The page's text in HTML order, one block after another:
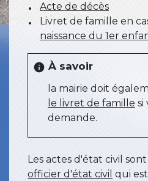
Acte de décès
Livret de famille en
naissance du 1er
info À savoir
la mairie doit
le livret de famille si
demande.
Les actes d'état civil
officier d'état civil qui